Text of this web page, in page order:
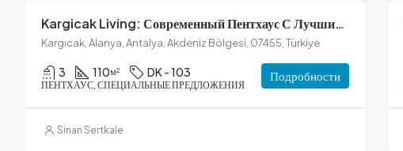
Kargicak Living: Современный Пентхаус С Лучшими Удобствами
Kargıcak, Alanya, Antalya, Akdeniz Bölgesi, 07455, Türkiye
3 110м² DK - 103
ПЕНТХАУС, СПЕЦИАЛЬНЫЕ ПРЕДЛОЖЕНИЯ
Подробности
Sinan Sertkale